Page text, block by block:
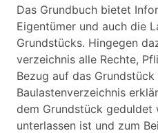
Das Grundbuch bietet
Eigentümer und auch die
Grundstücks. Hingegen
verzeichnis alle Rechte,
Bezug auf das
Baulastenverzeichnis
dem Grundstück geduldet
unterlassen ist und zum